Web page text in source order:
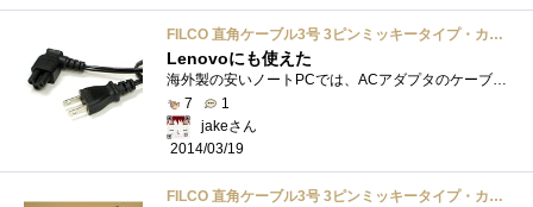
FILCO 直角ケーブル3号 3ピンミッキータイプ・カマ型 60cm FCC60-03
Lenovoにも使えた
海外製の安いノートPCでは、ACアダプタのケーブルがぶっとい3ピンタイプなんですよね。ケーブルが太くて取り回しがしづらいし、携帯性も悪い。...
7
1
jakeさん
2014/03/19
FILCO 直角ケーブル3号 3ピンミッキータイプ・カマ型 60cm FCC60-03